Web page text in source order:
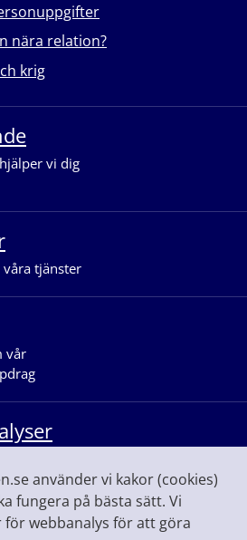
använder vi kakor (cookies)
fungera på bästa sätt. Vi
för webbanalys för att göra
nära relation?
krig
vi dig
tjänster
vår